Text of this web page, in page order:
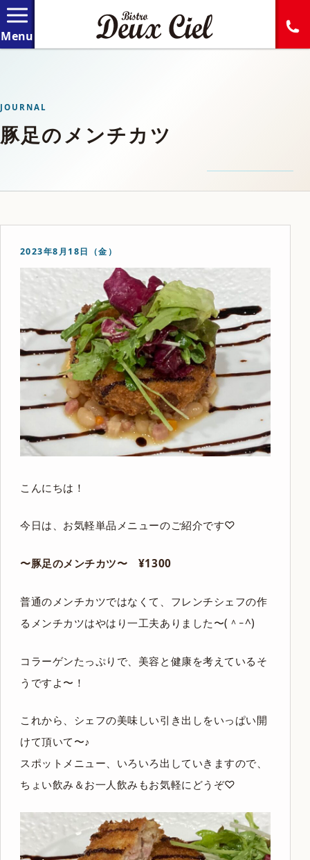
JOURNAL
豚足のメンチカツ
2023年8月18日（金）
こんにちは！
今日は、お気軽単品メニューのご紹介です♡
〜豚足のメンチカツ〜 ¥1300
普通のメンチカツではなくて、フレンチシェフの作
るメンチカツはやはり一工夫ありました〜(＾ｰ^)
コラーゲンたっぷりで、美容と健康を考えているそ
うですよ〜！
これから、シェフの美味しい引き出しをいっぱい開
けて頂いて〜♪
スポットメニュー、いろいろ出していきますので、
ちょい飲み＆お一人飲みもお気軽にどうぞ♡